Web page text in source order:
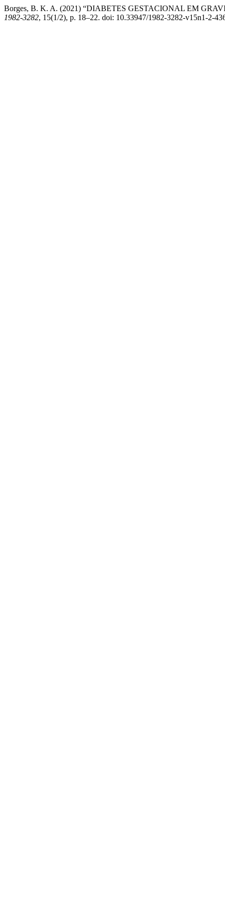
Borges, B. K. A. (2021) “DIABETES GESTACIONAL EM
1982-3282, 15(1/2), p. 18–22. doi: 10.33947/1982-3282-v15n1-2-